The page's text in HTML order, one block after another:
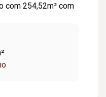
com 254,52m² com